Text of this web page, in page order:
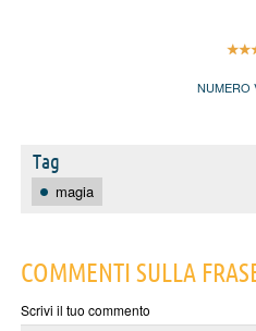
NUMERO
Tag
magia
COMMENTI SULLA
Scrivi il tuo commento